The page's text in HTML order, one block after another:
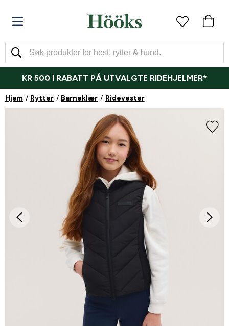
KR 500 I RABATT PÅ UTVALGTE RIDEHJELMER*
Hjem Rytter Barneklær Ridevester